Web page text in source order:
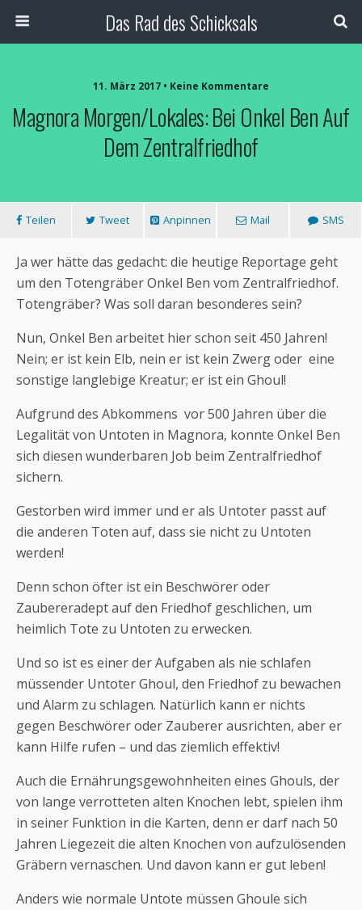
Das Rad des Schicksals
11. März 2017 • Keine Kommentare
Magnora Morgen/Lokales: Bei Onkel Ben Auf
Dem Zentralfriedhof
Teilen Tweet Anpinnen Mail SMS
Ja wer hätte das gedacht: die heutige Reportage geht
um den Totengräber Onkel Ben vom Zentralfriedhof.
Totengräber? Was soll daran besonderes sein?
Nun, Onkel Ben arbeitet hier schon seit 450 Jahren!
Nein; er ist kein Elb, nein er ist kein Zwerg oder eine
sonstige langlebige Kreatur; er ist ein Ghoul!
Aufgrund des Abkommens vor 500 Jahren über die
Legalität von Untoten in Magnora, konnte Onkel Ben
sich diesen wunderbaren Job beim Zentralfriedhof
sichern.
Gestorben wird immer und er als Untoter passt auf
die anderen Toten auf, dass sie nicht zu Untoten
werden!
Denn schon öfter ist ein Beschwörer oder
Zaubereradept auf den Friedhof geschlichen, um
heimlich Tote zu Untoten zu erwecken.
Und so ist es einer der Aufgaben als nie schlafen
müssender Untoter Ghoul, den Friedhof zu bewachen
und Alarm zu schlagen. Natürlich kann er nichts
gegen Beschwörer oder Zauberer ausrichten, aber er
kann Hilfe rufen – und das ziemlich effektiv!
Auch die Ernährungsgewohnheiten eines Ghouls, der
von lange verrotteten alten Knochen lebt, spielen ihm
in seiner Funktion in die Karten, denn er darf nach 50
Jahren Liegezeit die alten Knochen von aufzulösenden
Gräbern vernaschen. Und davon kann er gut leben!
Anders wie normale Untote müssen Ghoule sich